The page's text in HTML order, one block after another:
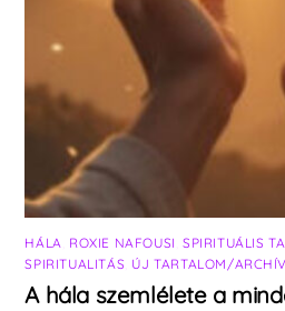
HÁLA ROXIE NAFOUSI SPIRITUÁLIS
SPIRITUALITÁS ÚJ TARTALOM/
A hála szemlélete a